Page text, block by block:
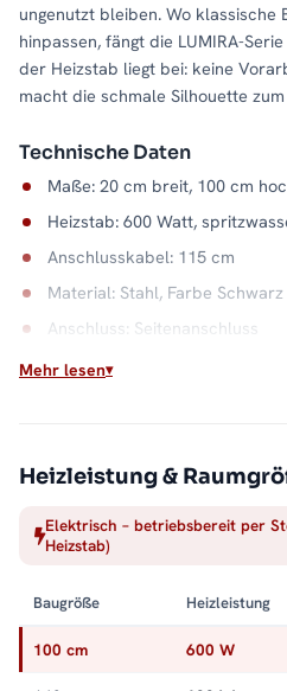
ungenutzt bleiben. Wo klassische
hinpassen, fängt die LUMIRA-
der Heizstab liegt bei: keine
macht die schmale Silhouette
Technische Daten
Maße: 20 cm breit, 100 cm
Heizstab: 600 Watt,
Anschlusskabel: 115 cm
Material: Stahl, Farbe Schwarz
Anschluss: Seitenanschluss
Wandabstand: 8,0 - 9,0 cm
Anlage: Dieser Heizkörper
Ausstattungen finden Sie in der
Mehr lesen
Heizleistung &
Elektrisch – betriebsbereit per
Heizstab)
Baugröße Heizleistung
100 cm 600 W